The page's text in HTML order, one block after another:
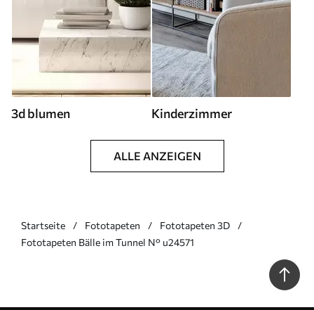
3d blumen Kinderzimmer
ALLE ANZEIGEN
Startseite Fototapeten
Fototapeten 3D
Fototapeten Bälle im Tunnel N° u24571